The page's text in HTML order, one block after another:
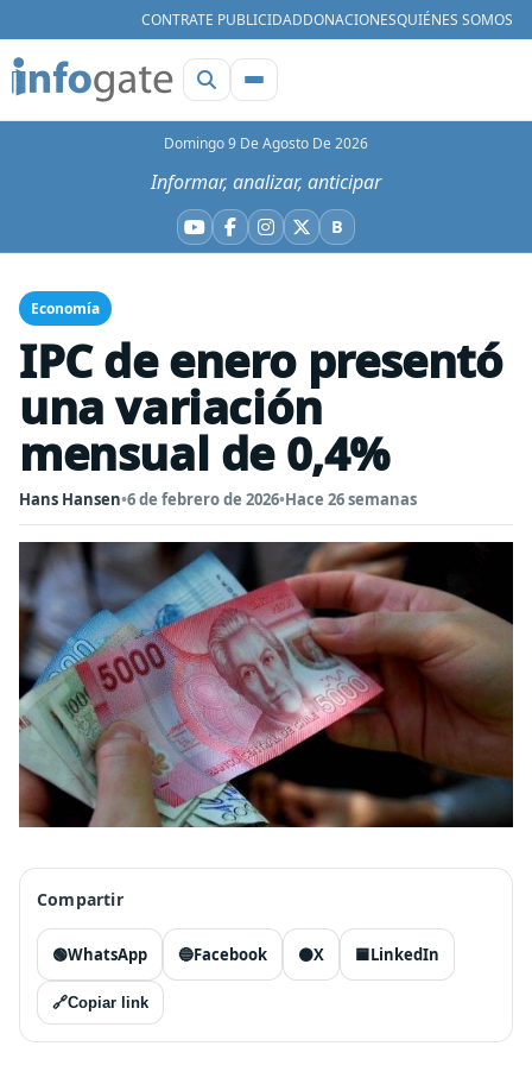
CONTRATE PUBLICIDADDONACIONESQUIÉNES SOMOS
Domingo 9 De Agosto De 2026
Informar, analizar, anticipar
YouTube
Facebook
Instagram
X BBluesky
Economía
IPC de enero presentó
una variación
mensual de 0,4%
Hans Hansen•6 de febrero de 2026•Hace 26 semanas
Compartir
🟢WhatsApp 🔵Facebook ⚫X 🟦LinkedIn
🔗Copiar link